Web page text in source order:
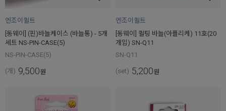
엔조이퀼트
[동웨이] (핀)바늘케이스 (바늘통) - 5개
세트 NS-PIN-CASE(5)
NS-PIN-CASE(5)
(개) 9,500원
엔조이퀼트
[동웨이] 퀼팅 바늘(아플리케) 11호(20
개입) SN-Q11
SN-Q11
(set) 5,200원